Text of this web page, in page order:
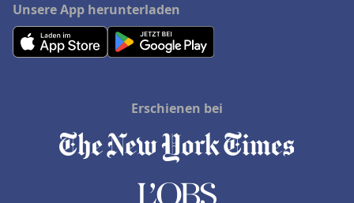
Unsere App herunterladen
Erschienen bei